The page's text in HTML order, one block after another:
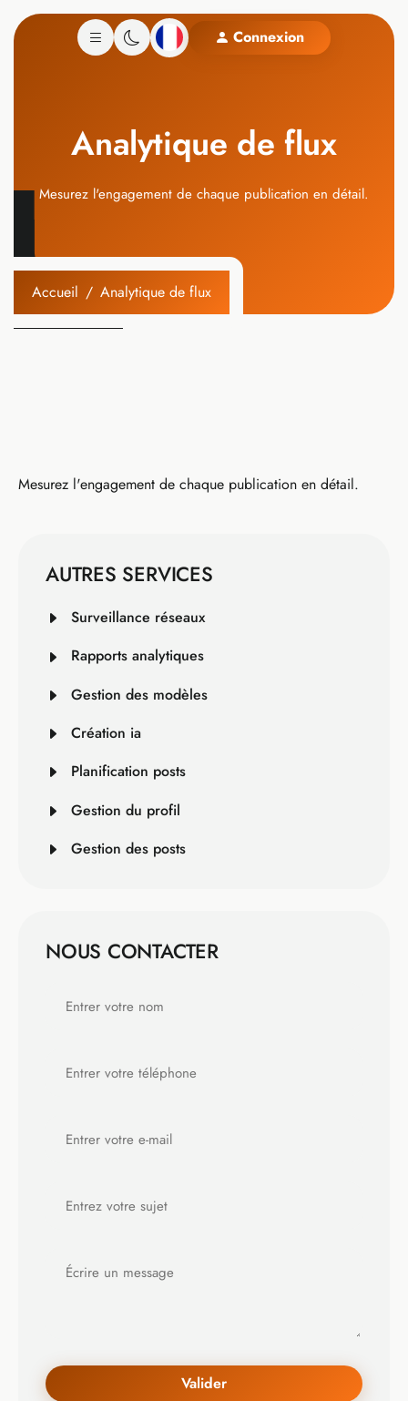
Connexion
Analytique de flux
Mesurez l'engagement de chaque publication en détail.
Accueil Analytique de flux
Mesurez l'engagement de chaque publication en détail.
AUTRES SERVICES
Surveillance réseaux
Rapports analytiques
Gestion des modèles
Création ia
Planification posts
Gestion du profil
Gestion des posts
NOUS CONTACTER
Valider